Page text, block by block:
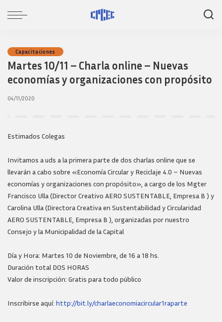
Capacitaciones
Martes 10/11 – Charla online – Nuevas
economías y organizaciones con propósito
04/11/2020
Estimados Colegas
Invitamos a uds a la primera parte de dos charlas online que se
llevarán a cabo sobre «Economía Circular y Reciclaje 4.0 – Nuevas
economías y organizaciones con propósito», a cargo de los Mgter
Francisco Ulla (Director Creativo AERO SUSTENTABLE, Empresa B ) y
Carolina Ulla (Directora Creativa en Sustentabilidad y Circularidad
AERO SUSTENTABLE, Empresa B ), organizadas por nuestro
Consejo y la Municipalidad de la Capital
Día y Hora: Martes 10 de Noviembre, de 16 a 18 hs.
Duración total DOS HORAS
Valor de inscripción: Gratis para todo público
Inscribirse aquí: http://bit.ly/charlaeconomiacircular1raparte